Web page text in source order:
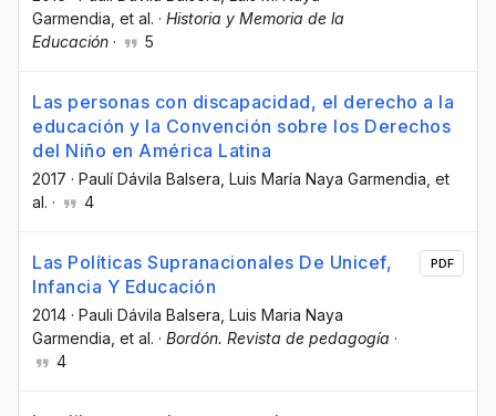
Garmendia , et al. · Historia y Memoria de la
Educación · 5
Las personas con discapacidad, el derecho a la
educación y la Convención sobre los Derechos
del Niño en América Latina
2017 · Paulí Dávila Balsera , Luis María Naya Garmendia , et
al. · 4
Las Políticas Supranacionales De Unicef,
Infancia Y Educación
2014 · Pauli Dávila Balsera , Luis Maria Naya
Garmendia , et al. · Bordón. Revista de pedagogía ·
4
PDF